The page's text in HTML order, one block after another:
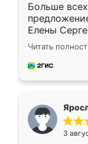
Больше
Елены
короткие
для замера
предложил
Читать
3